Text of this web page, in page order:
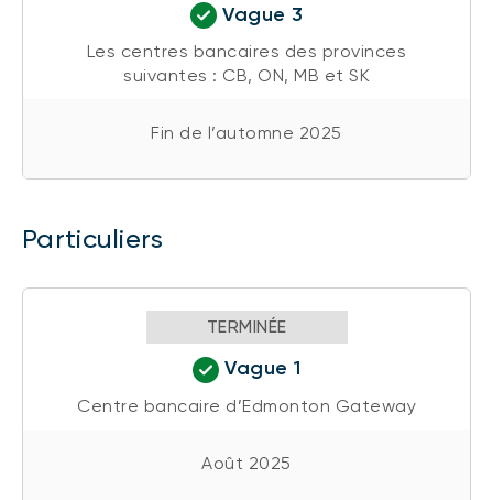
Vague 3
Les centres bancaires des provinces
suivantes : CB, ON, MB et SK
Fin de l’automne 2025
Particuliers
TERMINÉE
Vague 1
Centre bancaire d’Edmonton Gateway
Août 2025